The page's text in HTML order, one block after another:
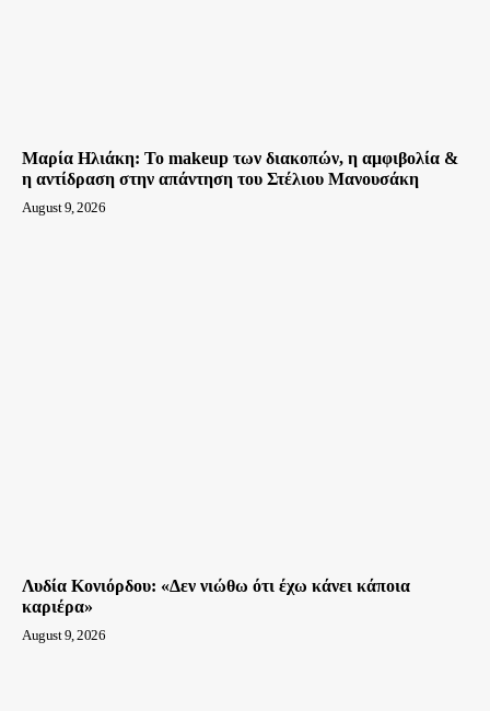
Μαρία Ηλιάκη: Το makeup των διακοπών, η αμφιβολία &
η αντίδραση στην απάντηση του Στέλιου Μανουσάκη
August 9, 2026
Λυδία Κονιόρδου: «Δεν νιώθω ότι έχω κάνει κάποια
καριέρα»
August 9, 2026